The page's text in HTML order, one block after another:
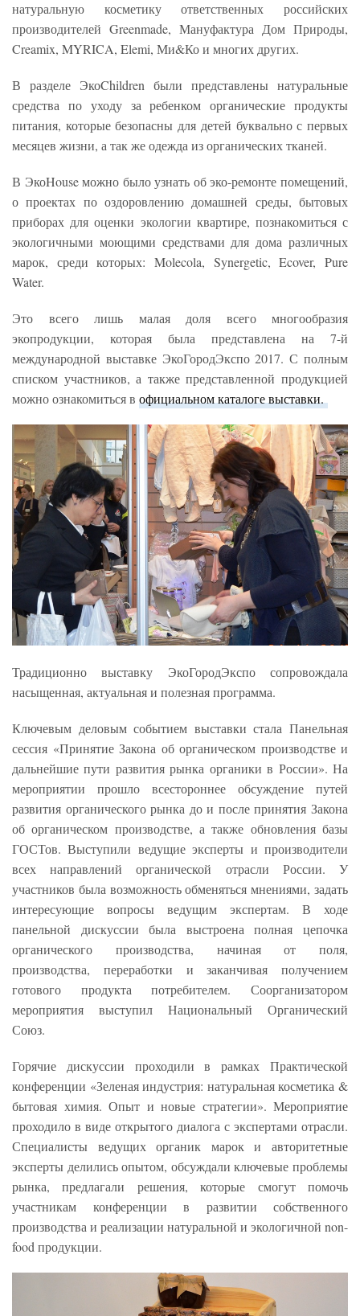
натуральную косметику ответственных российских
производителей Greenmade, Мануфактура Дом Природы,
Creamix, MYRICA, Elemi, Ми&Ко и многих других.
В разделе ЭкоChildren были представлены натуральные
средства по уходу за ребенком органические продукты
питания, которые безопасны для детей буквально с первых
месяцев жизни, а так же одежда из органических тканей.
В ЭкоHouse можно было узнать об эко-ремонте помещений,
о проектах по оздоровлению домашней среды, бытовых
приборах для оценки экологии квартире, познакомиться с
экологичными моющими средствами для дома различных
марок, среди которых: Molecola, Synergetic, Ecover, Pure
Water.
Это всего лишь малая доля всего многообразия
экопродукции, которая была представлена на 7-й
международной выставке ЭкоГородЭкспо 2017. С полным
списком участников, а также представленной продукцией
можно ознакомиться в официальном каталоге выставки.
Традиционно выставку ЭкоГородЭкспо сопровождала
насыщенная, актуальная и полезная программа.
Ключевым деловым событием выставки стала Панельная
сессия «Принятие Закона об органическом производстве и
дальнейшие пути развития рынка органики в России». На
мероприятии прошло всестороннее обсуждение путей
развития органического рынка до и после принятия Закона
об органическом производстве, а также обновления базы
ГОСТов. Выступили ведущие эксперты и производители
всех направлений органической отрасли России. У
участников была возможность обменяться мнениями, задать
интересующие вопросы ведущим экспертам. В ходе
панельной дискуссии была выстроена полная цепочка
органического производства, начиная от поля,
производства, переработки и заканчивая получением
готового продукта потребителем. Соорганизатором
мероприятия выступил Национальный Органический
Союз.
Горячие дискуссии проходили в рамках Практической
конференции «Зеленая индустрия: натуральная косметика &
бытовая химия. Опыт и новые стратегии». Мероприятие
проходило в виде открытого диалога с экспертами отрасли.
Специалисты ведущих органик марок и авторитетные
эксперты делились опытом, обсуждали ключевые проблемы
рынка, предлагали решения, которые смогут помочь
участникам конференции в развитии собственного
производства и реализации натуральной и экологичной non-
food продукции.